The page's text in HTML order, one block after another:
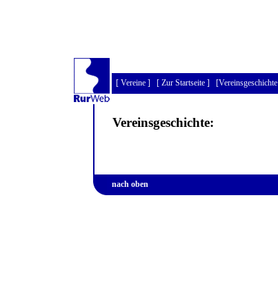
[ Vereine ] [ Zur Startseite ] [Vereinsgeschichte
Vereinsgeschichte:
nach oben